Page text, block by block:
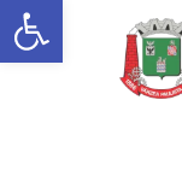
Skip
to